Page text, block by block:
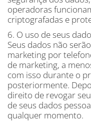
operadoras
criptografadas e
6. O uso de seus
Seus dados não
marketing por
de marketing, a
com isso durante o
posteriormente.
direito de revogar
de seus dados
qualquer momento.